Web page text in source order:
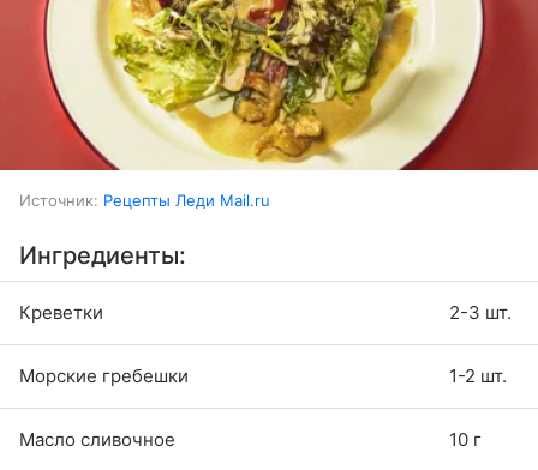
Источник: Рецепты Леди Mail.ru
Ингредиенты:
Креветки 2-3 шт.
Морские гребешки 1-2 шт.
Масло сливочное 10 г